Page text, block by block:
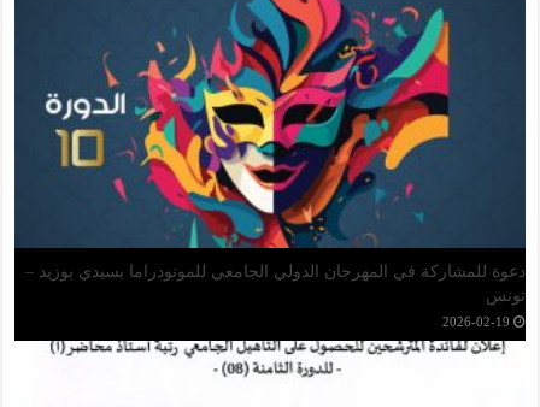
دعوة للترشح للمشاريع البحثية الموضوعاتية
‏أسبوعين مضت